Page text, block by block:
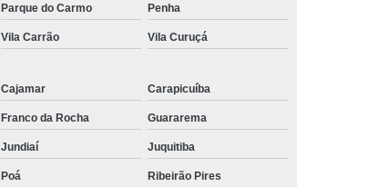
Parque do Carmo Penha
Vila Carrão Vila Curuçá
Cajamar Carapicuíba
Franco da Rocha Guararema
Jundiaí Juquitiba
Poá Ribeirão Pires